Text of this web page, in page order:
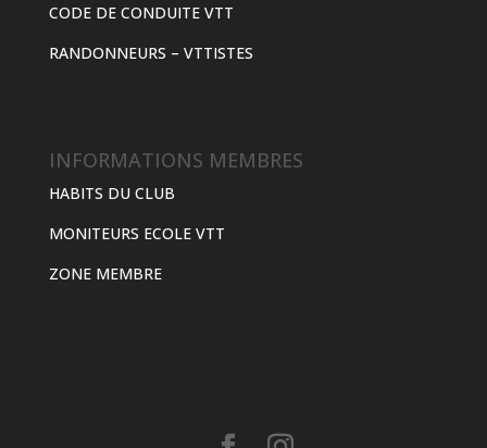
CODE DE CONDUITE VTT
RANDONNEURS – VTTISTES
INFORMATIONS MEMBRES
HABITS DU CLUB
MONITEURS ECOLE VTT
ZONE MEMBRE